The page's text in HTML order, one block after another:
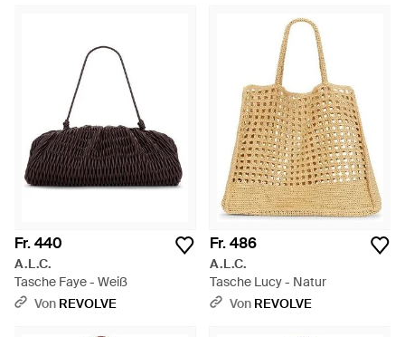
Fr. 440
A.L.C.
Tasche Faye - Weiß
Von REVOLVE
Fr. 486
A.L.C.
Tasche Lucy - Natur
Von REVOLVE